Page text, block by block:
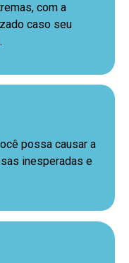
com a
caso seu
possa causar a
inesperadas e